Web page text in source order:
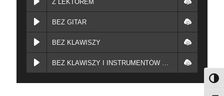
Z LEKTOREM
BEZ GITAR
BEZ KLAWISZY